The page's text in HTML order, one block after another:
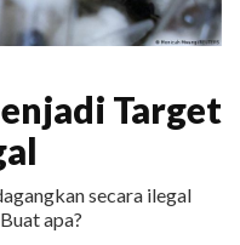
Target
secara ilegal
apa?